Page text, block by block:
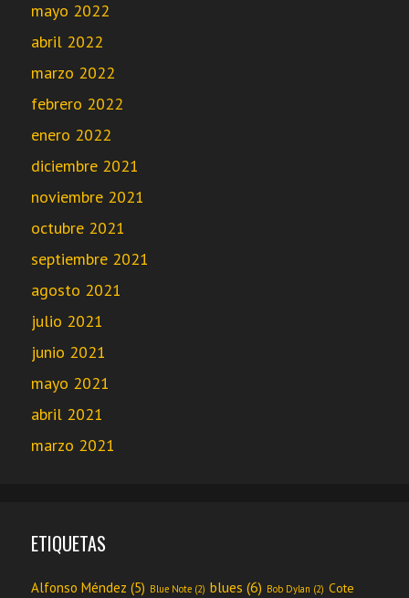
mayo 2022
abril 2022
marzo 2022
febrero 2022
enero 2022
diciembre 2021
noviembre 2021
octubre 2021
septiembre 2021
agosto 2021
julio 2021
junio 2021
mayo 2021
abril 2021
marzo 2021
ETIQUETAS
Alfonso Méndez (5) Blue Note (2) blues (6) Bob Dylan (2) Cote